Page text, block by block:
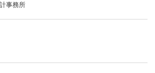
事務所